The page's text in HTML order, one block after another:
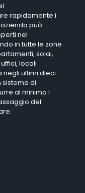
rapidamente i
può
nel
in tutte le zone
solai,
locali
negli ultimi dieci
sistema di
al minimo i
del